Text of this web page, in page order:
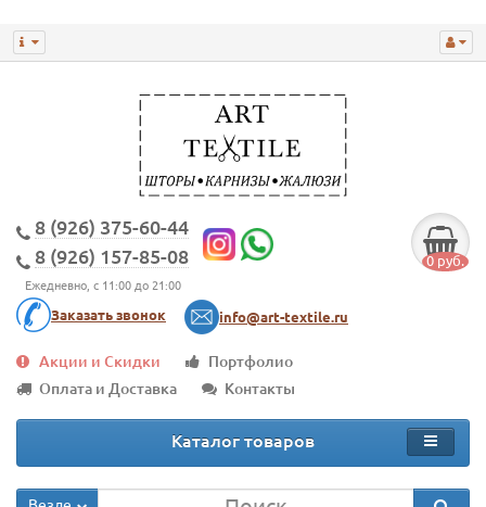
8 (926) 375-60-44
8 (926) 157-85-08
Ежедневно, с 11:00 до 21:00
Заказать звонок info@art-textile.ru
0 руб.
Акции и Скидки
Портфолио
Оплата и Доставка
Контакты
Каталог товаров